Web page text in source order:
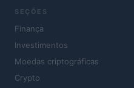
SEÇÕES
Finança
Investimentos
Moedas criptográficas
Crypto